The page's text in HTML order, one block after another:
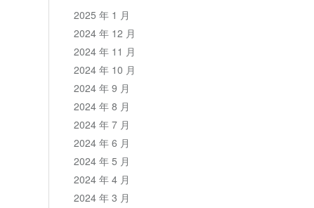
2025 年 1 月
2024 年 12 月
2024 年 11 月
2024 年 10 月
2024 年 9 月
2024 年 8 月
2024 年 7 月
2024 年 6 月
2024 年 5 月
2024 年 4 月
2024 年 3 月